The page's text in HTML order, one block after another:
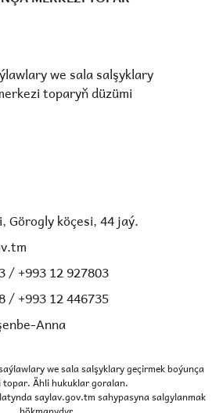
we sala salşyklary
toparyň düzümi
Görogly köçesi, 44 jaý.
/ +993 12 927803
/ +993 12 446735
Anna
we sala salşyklary geçirmek boýunça
topar. Ähli hukuklar goralan.
saylav.gov.tm sahypasyna salgylanmak